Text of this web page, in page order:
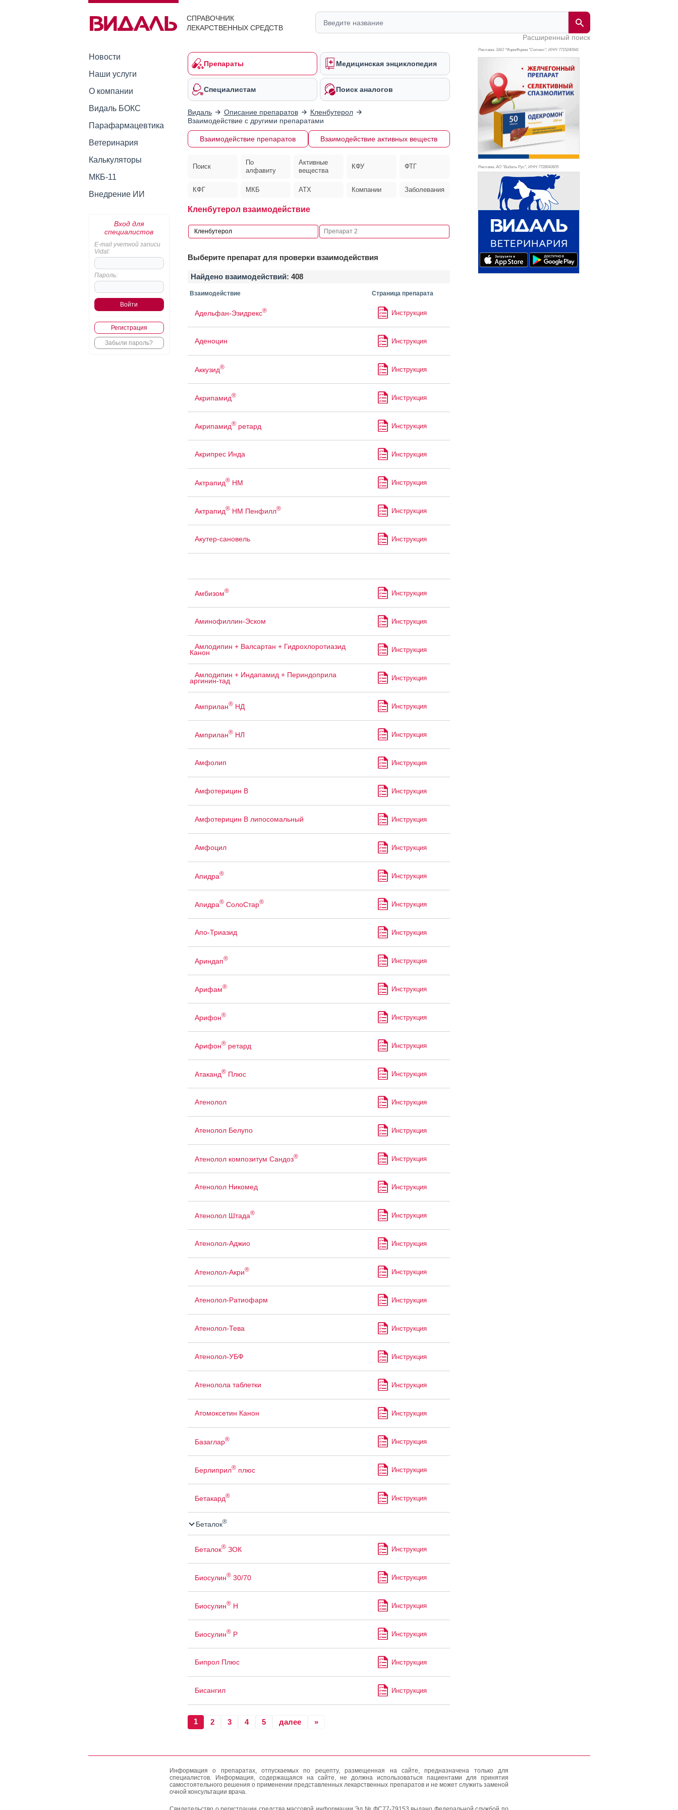
СПРАВОЧНИК
ЛЕКАРСТВЕННЫХ СРЕДСТВ
Расширенный поиск
Новости
Наши услуги
О компании
Видаль БОКС
Парафармацевтика
Ветеринария
Калькуляторы
МКБ-11
Внедрение ИИ
Вход для
специалистов
E-mail учетной записи
Vidal:
Пароль:
Регистрация
Забыли пароль?
Препараты Медицинская энциклопедия
Специалистам Поиск аналогов
Видаль Описание препаратов
Кленбутерол
Взаимодействие с другими препаратами
Взаимодействие препаратов Взаимодействие активных веществ
Поиск
По
алфавиту
Активные
вещества
КФУ ФТГ
КФГ МКБ АТХ Компании Заболевания
Кленбутерол взаимодействие
Выберите препарат для проверки взаимодействия
Найдено взаимодействий: 408
Взаимодействие Страница препарата
Адельфан-Эзидрекс® Инструкция
Аденоцин Инструкция
Аккузид® Инструкция
Акрипамид® Инструкция
Акрипамид®ретард Инструкция
Акрипрес Инда Инструкция
Актрапид®НМ Инструкция
Актрапид®НМ Пенфилл® Инструкция
Акутер-сановель Инструкция
Амбизом® Инструкция
Аминофиллин-Эском Инструкция
Амлодипин + Валсартан + Гидрохлоротиазид
Канон Инструкция
Амлодипин + Индапамид + Периндоприла
аргинин-тад Инструкция
Амприлан®НД Инструкция
Амприлан®НЛ Инструкция
Амфолип Инструкция
Амфотерицин В Инструкция
Амфотерицин В липосомальный Инструкция
Амфоцил Инструкция
Апидра® Инструкция
Апидра®СолоСтар® Инструкция
Апо-Триазид Инструкция
Ариндап® Инструкция
Арифам® Инструкция
Арифон® Инструкция
Арифон®ретард Инструкция
Атаканд®Плюс Инструкция
Атенолол Инструкция
Атенолол Белупо Инструкция
Атенолол композитум Сандоз® Инструкция
Атенолол Никомед Инструкция
Атенолол Штада® Инструкция
Атенолол-Аджио Инструкция
Атенолол-Акри® Инструкция
Атенолол-Ратиофарм Инструкция
Атенолол-Тева Инструкция
Атенолол-УБФ Инструкция
Атенолола таблетки Инструкция
Атомоксетин Канон Инструкция
Базаглар® Инструкция
Берлиприл®плюс Инструкция
Бетакард® Инструкция
Беталок®
Беталок®ЗОК Инструкция
Биосулин®30/70 Инструкция
Биосулин®Н Инструкция
Биосулин®Р Инструкция
Бипрол Плюс Инструкция
Бисангил Инструкция
1 2 3 4 5 далее »
Реклама. ЗАО "ФармФирма "Сотекс", ИНН 7715240941
Реклама. АО "Видаль Рус", ИНН 7728043605
Информация о препаратах, отпускаемых по рецепту, размещенная на сайте, предназначена только для
специалистов. Информация, содержащаяся на сайте, не должна использоваться пациентами для принятия
самостоятельного решения о применении представленных лекарственных препаратов и не может служить заменой
очной консультации врача.